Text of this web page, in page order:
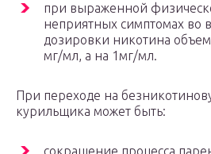
при выраженной
неприятных симптомах во
дозировки никотина
мг/мл, а на 1мг/мл.
При переходе на
курильщика может быть:
сокращение процесса